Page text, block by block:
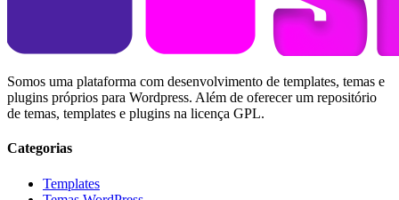
Somos uma plataforma com desenvolvimento de templates, temas e
plugins próprios para Wordpress. Além de oferecer um repositório
de temas, templates e plugins na licença GPL.
Categorias
Templates